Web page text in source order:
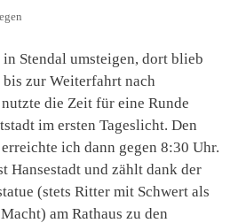
Stendal umsteigen, dort blieb
zur Weiterfahrt nach
die Zeit für eine Runde
im ersten Tageslicht. Den
ich dann gegen 8:30 Uhr.
Hansestadt und zählt dank der
(stets Ritter mit Schwert als
am Rathaus zu den